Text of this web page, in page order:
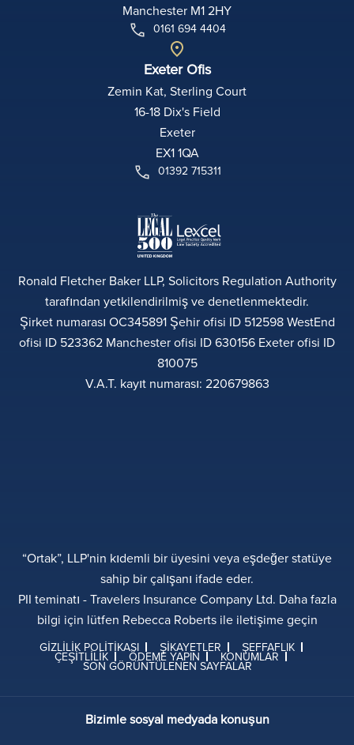
Manchester M1 2HY
0161 694 4404
Exeter Ofis
Zemin Kat, Sterling Court
16-18 Dix's Field
Exeter
EX1 1QA
01392 715311
Ronald Fletcher Baker LLP, Solicitors Regulation Authority
tarafından yetkilendirilmiş ve denetlenmektedir.
Şirket numarası OC345891 Şehir ofisi ID 512598 WestEnd
ofisi ID 523362 Manchester ofisi ID 630156 Exeter ofisi ID
810075
V.A.T. kayıt numarası: 220679863
“Ortak”, LLP'nin kıdemli bir üyesini veya eşdeğer statüye
sahip bir çalışanı ifade eder.
PII teminatı - Travelers Insurance Company Ltd. Daha fazla
bilgi için lütfen Rebecca Roberts ile iletişime geçin
GIZLILIK POLITIKASI ŞIKAYETLER ŞEFFAFLIK
ÇEŞITLILIK ÖDEME YAPIN KONUMLAR
SON GÖRÜNTÜLENEN SAYFALAR
Bizimle sosyal medyada konuşun